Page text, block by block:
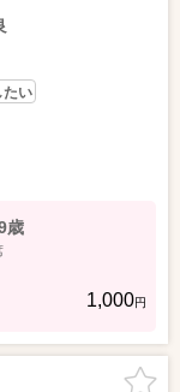
たい
歳
1,000円